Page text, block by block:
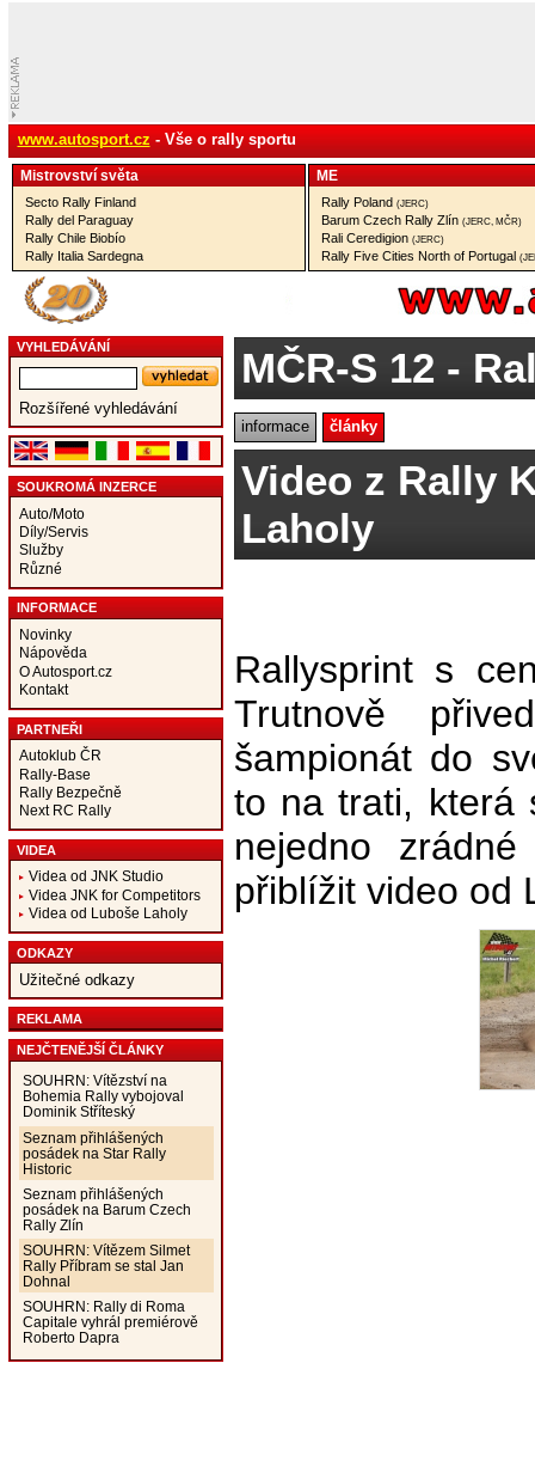
www.autosport.cz - Vše o rally sportu
Mistrovství­ světa
Secto Rally Finland
Rally del Paraguay
Rally Chile Biobío
Rally Italia Sardegna
ME
Rally Poland (JERC)
Barum Czech Rally Zlín (JERC, MČR)
Rali Ceredigion (JERC)
Rally Five Cities North of Portugal
VYHLEDÁVÁNÍ
Rozšířené vyhledávání
SOUKROMÁ INZERCE
Auto/Moto
Díly/Servis
Služby
Různé
INFORMACE
Novinky
Nápověda
O Autosport.cz
Kontakt
PARTNEŘI
Autoklub ČR
Rally-Base
Rally Bezpečně
Next RC Rally
VIDEA
Videa od JNK Studio
Videa JNK for Competitors
Videa od Luboše Laholy
ODKAZY
Užitečné odkazy
REKLAMA
NEJČTENĚJŠÍ ČLÁNKY
SOUHRN: Vítězství na
Bohemia Rally vybojoval
Dominik Stříteský
Seznam přihlášených
posádek na Star Rally
Historic
Seznam přihlášených
posádek na Barum Czech
Rally Zlín
SOUHRN: Vítězem Silmet
Rally Příbram se stal Jan
Dohnal
SOUHRN: Rally di Roma
Capitale vyhrál premiérově
Roberto Dapra
MČR-S 12 -
informace články
Video z Rally
Laholy
Rallysprint s
Trutnově
šampionát do
to na trati, která
nejedno
přiblížit video od